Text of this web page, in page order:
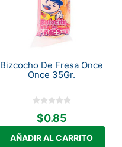
Bizcocho De Fresa Once
Once 35Gr.
$0.85